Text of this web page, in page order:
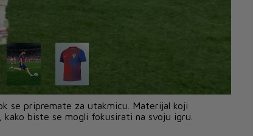
se pripremate za utakmicu. Materijal koji
biste se mogli fokusirati na svoju igru.